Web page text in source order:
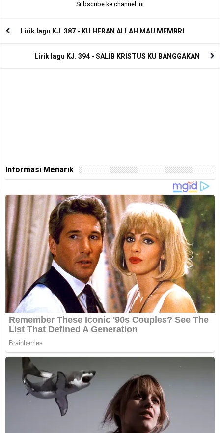
Subscribe ke channel ini
Lirik lagu KJ. 387 - KU HERAN ALLAH MAU MEMBRI
Lirik lagu KJ. 394 - SALIB KRISTUS KU BANGGAKAN
Informasi Menarik